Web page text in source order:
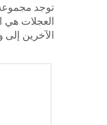
توجد
العجلات هي
الآخرين